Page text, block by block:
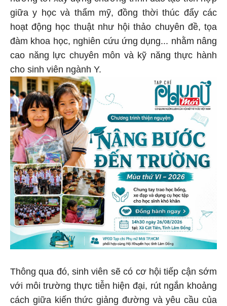
giữa y học và thẩm mỹ, đồng thời thúc đẩy các
hoạt động học thuật như hội thảo chuyên đề, tọa
đàm khoa học, nghiên cứu ứng dụng... nhằm nâng
cao năng lực chuyên môn và kỹ năng thực hành
cho sinh viên ngành Y.
Thông qua đó, sinh viên sẽ có cơ hội tiếp cận sớm
với môi trường thực tiễn hiện đại, rút ngắn khoảng
cách giữa kiến thức giảng đường và yêu cầu của